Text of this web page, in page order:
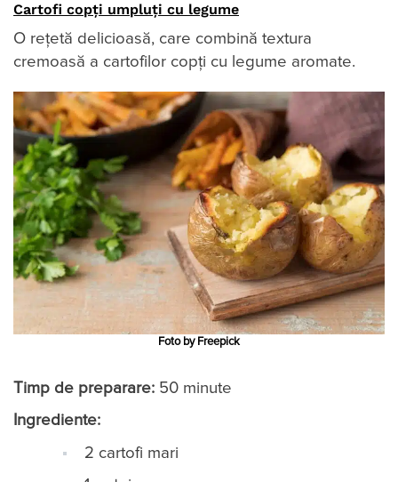
Cartofi copți umpluți cu legume
O rețetă delicioasă, care combină textura
cremoasă a cartofilor copți cu legume aromate.
Foto by Freepick
Timp de preparare: 50 minute
Ingrediente:
2 cartofi mari